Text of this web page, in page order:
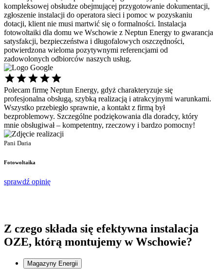
kompleksowej obsłudze obejmującej przygotowanie dokumentacji,
zgłoszenie instalacji do operatora sieci i pomoc w pozyskaniu
dotacji, klient nie musi martwić się o formalności. Instalacja
fotowoltaiki dla domu we Wschowie z Neptun Energy to gwarancja
satysfakcji, bezpieczeństwa i długofalowych oszczędności,
potwierdzona wieloma pozytywnymi referencjami od
zadowolonych odbiorców naszych usług.
Polecam firmę Neptun Energy, gdyż charakteryzuje się
profesjonalna obsługą, szybką realizacją i atrakcyjnymi warunkami.
Wszystko przebiegło sprawnie, a kontakt z firmą był
bezproblemowy. Szczególne podziękowania dla doradcy, który
mnie obsługiwał – kompetentny, rzeczowy i bardzo pomocny!
Pani Daria
Fotowoltaika
sprawdź opinię
Z czego składa się efektywna instalacja
OZE, którą montujemy w Wschowie?
Magazyny Energii